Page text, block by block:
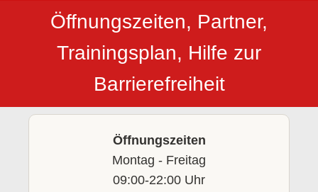
Öffnungszeiten, Partner,
Trainingsplan, Hilfe zur
Barrierefreiheit
Öffnungszeiten
Montag - Freitag
09:00-22:00 Uhr